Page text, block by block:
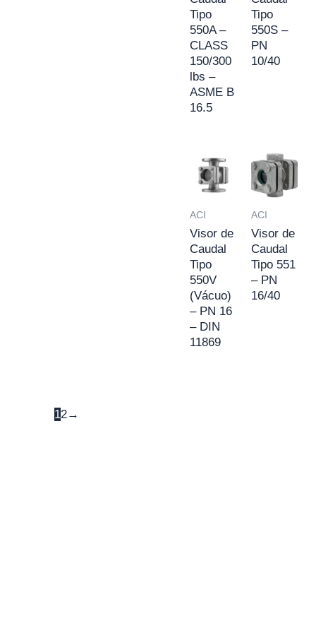
Tipo
550A –
CLASS
150/300
lbs –
ASME B
16.5
Tipo
550S –
PN
10/40
ACI
Visor de
Caudal
Tipo
550V
(Vácuo)
– PN 16
– DIN
11869
ACI
Visor de
Caudal
Tipo 551
– PN
16/40
12→